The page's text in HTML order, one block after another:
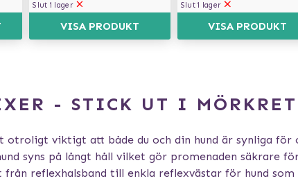
Slut i lager
VISA PRODUKT
Slut i lager
VISA PRODUKT
- STICK UT I MÖRKRET
otroligt viktigt att både du och din hund är synliga
syns på långt håll vilket gör promenaden säkrare
reflexhalsband till enkla reflexvästar för hund